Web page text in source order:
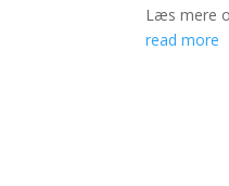
Læs mere
read more